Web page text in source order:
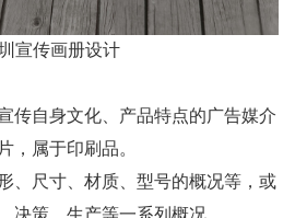
宣传画册设计
自身文化、产品特点的广告媒介
，属于印刷品。
尺寸、材质、型号的概况等，或